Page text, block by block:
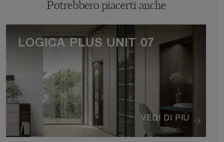
Potrebbero piacerti anche
VEDI DI PIÙ
LOGICA PLUS UNIT 07